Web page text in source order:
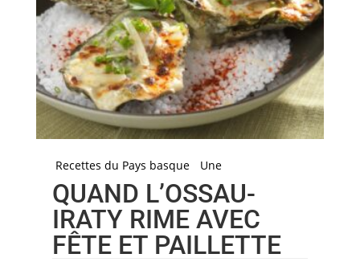
Recettes du Pays basque Une
QUAND L’OSSAU-
IRATY RIME AVEC
FÊTE ET PAILLETTE